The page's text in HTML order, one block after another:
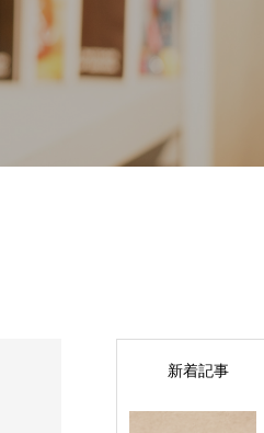
新着記事